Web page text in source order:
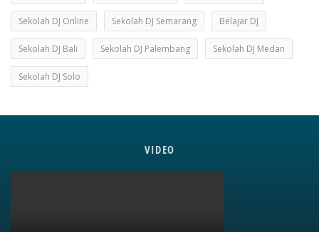
Sekolah DJ Online Sekolah DJ Semarang Belajar DJ
Sekolah DJ Bali Sekolah DJ Palembang Sekolah DJ Medan
Sekolah DJ Solo
VIDEO